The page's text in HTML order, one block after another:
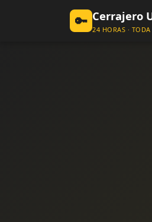
🔑 Cerrajero
24 HORAS · TODA